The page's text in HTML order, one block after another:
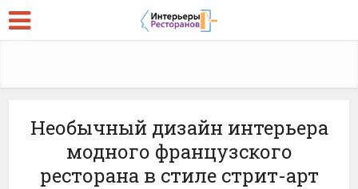
Необычный дизайн интерьера
модного французского
ресторана в стиле стрит-арт